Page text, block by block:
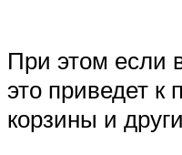
При этом если
это приведет к
корзины и